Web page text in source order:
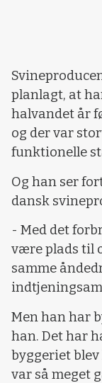
planlagt, at
halvandet år
og der var
funktionelle
Og han ser
dansk
- Med det
være plads til
samme
Men han har
han. Det har
byggeriet
var så meget